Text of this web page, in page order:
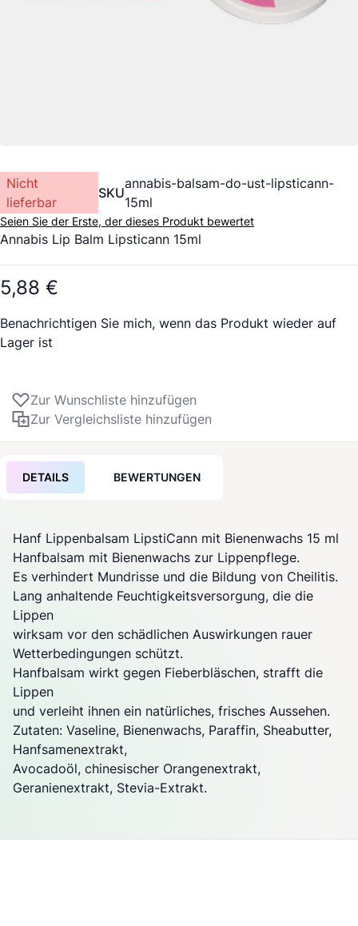
Nicht
lieferbar
SKU
annabis-balsam-do-ust-lipsticann-
15ml
Seien Sie der Erste, der dieses Produkt bewertet
Annabis Lip Balm Lipsticann 15ml
5,88 €
Benachrichtigen Sie mich, wenn das Produkt wieder auf
Lager ist
Zur Wunschliste hinzufügen
Zur Vergleichsliste hinzufügen
DETAILS BEWERTUNGEN
Hanf Lippenbalsam LipstiCann mit Bienenwachs 15 ml
Hanfbalsam mit Bienenwachs zur Lippenpflege.
Es verhindert Mundrisse und die Bildung von Cheilitis.
Lang anhaltende Feuchtigkeitsversorgung, die die
Lippen
wirksam vor den schädlichen Auswirkungen rauer
Wetterbedingungen schützt.
Hanfbalsam wirkt gegen Fieberbläschen, strafft die
Lippen
und verleiht ihnen ein natürliches, frisches Aussehen.
Zutaten: Vaseline, Bienenwachs, Paraffin, Sheabutter,
Hanfsamenextrakt,
Avocadoöl, chinesischer Orangenextrakt,
Geranienextrakt, Stevia-Extrakt.